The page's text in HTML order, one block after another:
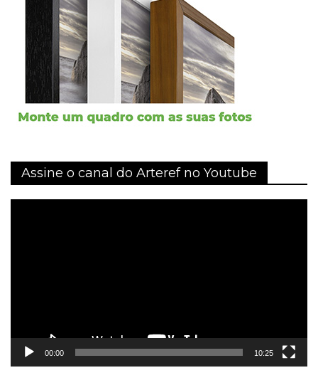
Assine o canal do Arteref no Youtube
00:00 10:25